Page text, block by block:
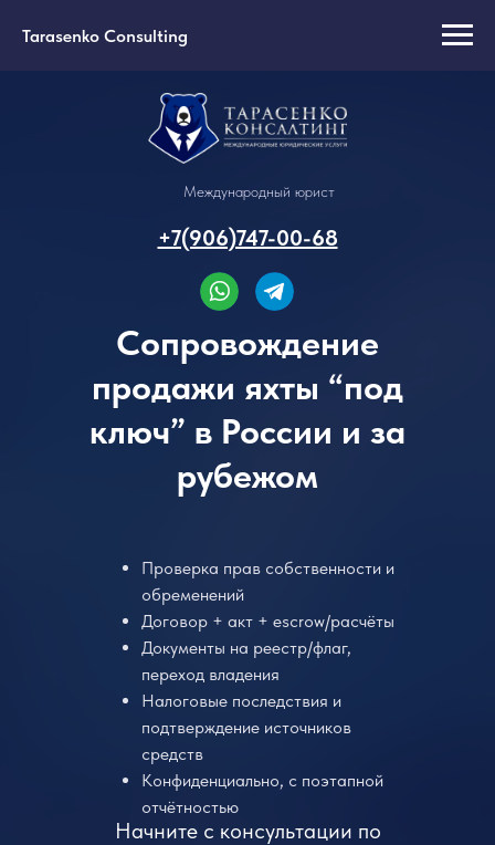
Tarasenko Consulting
Проверка прав собственности и
обременений
Договор + акт + escrow/расчёты
Документы на реестр/флаг,
переход владения
Налоговые последствия и
подтверждение источников
средств
Конфиденциально, с поэтапной
отчётностью
Начните с консультации по
Сопровождение
продажи яхты “под
ключ” в России и за
рубежом
Международный юрист
+7(906)747-00-68